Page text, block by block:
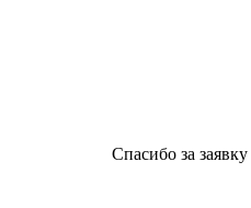
Спасибо за заявку